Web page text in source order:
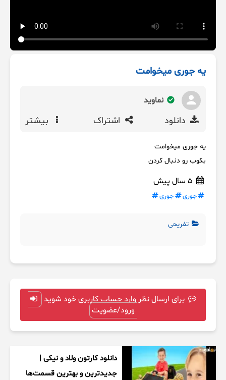
یه جوری میخوامت
نماوید
دانلود اشتراک بیشتر
یه جوری میخوامت
بکوب رو دنبال کردن
جوری جوری
تفریحی
برای ارسال نظر وارد حساب کاربری خود شوید
ورود/عضویت
دانلود کارتون ولاد و نیکی |
جدیدترین و بهترین قسمت‌ها